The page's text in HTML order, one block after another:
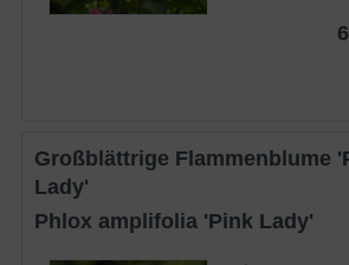
Großblättrige Flammenblume 'Pink
Lady'
Phlox amplifolia 'Pink Lady'